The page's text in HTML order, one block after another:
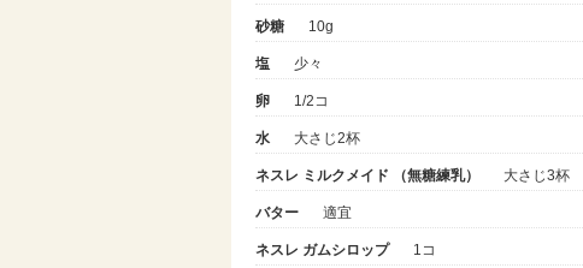
砂糖 10g
塩 少々
卵 1/2コ
水 大さじ2杯
ネスレ ミルクメイド （無糖練乳） 大さじ3杯
バター 適宜
ネスレ ガムシロップ 1コ